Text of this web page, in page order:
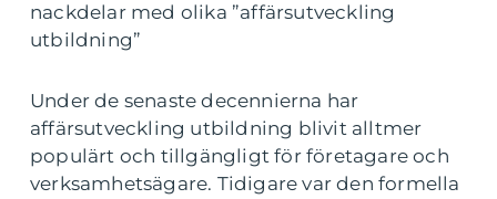
nackdelar med olika ”affärsutveckling
utbildning”
Under de senaste decennierna har
affärsutveckling utbildning blivit alltmer
populärt och tillgängligt för företagare och
verksamhetsägare. Tidigare var den formella